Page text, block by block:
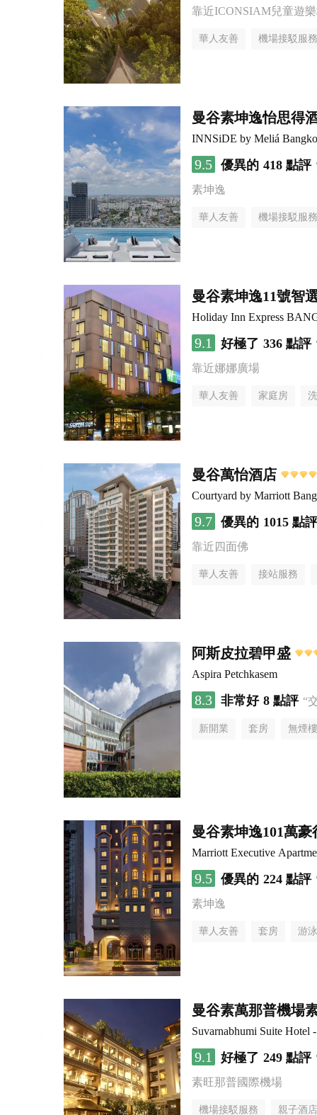
靠近ICONSIAM兒童遊
華人友善 機場接駁服務
曼谷素坤逸怡思得
INNSiDE by Meliá
9.5 優異的 418 點評
素坤逸
華人友善 機場接駁服務
曼谷素坤逸11號智
Holiday Inn Express
9.1 好極了 336 點評
靠近娜娜廣場
華人友善 家庭房
曼谷萬怡酒店
Courtyard by Marriott
9.7 優異的 1015 點評
靠近四面佛
華人友善 接站服務
阿斯皮拉碧甲盛
Aspira Petchkasem
8.3 非常好 8 點評 “
新開業 套房 無煙
曼谷素坤逸101萬
Marriott Executive
9.5 優異的 224 點評
素坤逸
華人友善 套房 游
曼谷素萬那普機場
Suvarnabhumi Suite Hotel
9.1 好極了 249 點評
素旺那普國際機場
機場接駁服務 親子酒店